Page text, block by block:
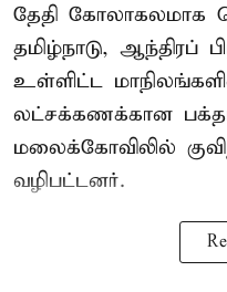
தேதி கோலாகலமாக
தமிழ்நாடு, ஆந்திரப்
உள்ளிட்ட
லட்சக்கணக்கான
மலைக்கோவிலில்
வழிபட்டனர்.